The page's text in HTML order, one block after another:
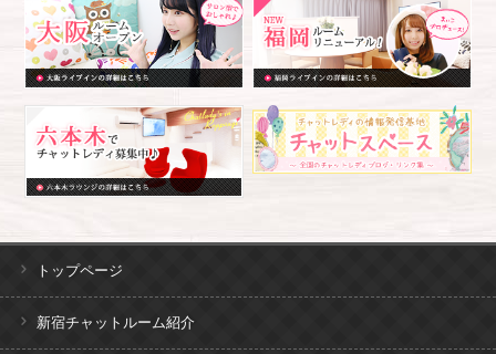
トップページ
新宿チャットルーム紹介